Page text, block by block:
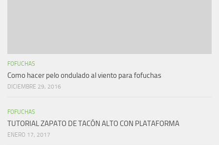
FOFUCHAS
Como hacer pelo ondulado al viento para fofuchas
DICIEMBRE 29, 2016
FOFUCHAS
TUTORIAL ZAPATO DE TACÓN ALTO CON PLATAFORMA
ENERO 17, 2017